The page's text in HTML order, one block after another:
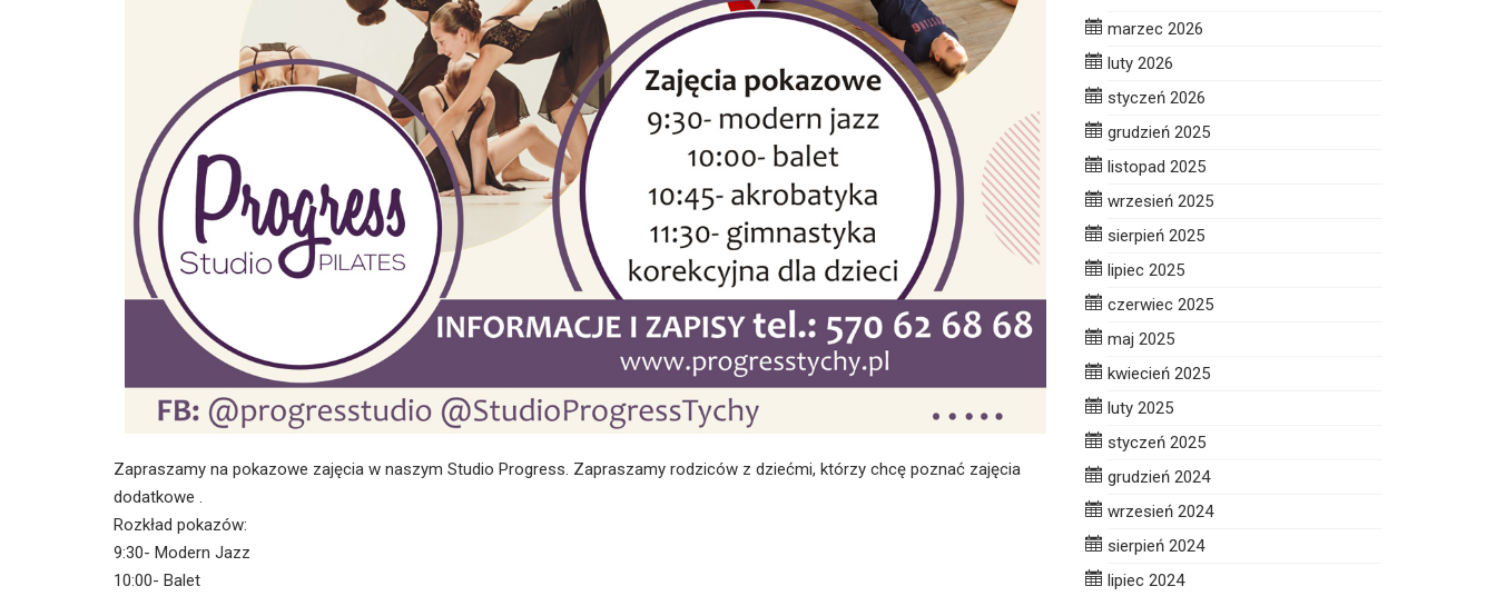
Zapraszamy na pokazowe zajęcia w naszym Studio Progress. Zapraszamy rodziców z dziećmi, którzy chcę poznać zajęcia
dodatkowe .
Rozkład pokazów:
9:30- Modern Jazz
10:00- Balet
marzec 2026
luty 2026
styczeń 2026
grudzień 2025
listopad 2025
wrzesień 2025
sierpień 2025
lipiec 2025
czerwiec 2025
maj 2025
kwiecień 2025
luty 2025
styczeń 2025
grudzień 2024
wrzesień 2024
sierpień 2024
lipiec 2024